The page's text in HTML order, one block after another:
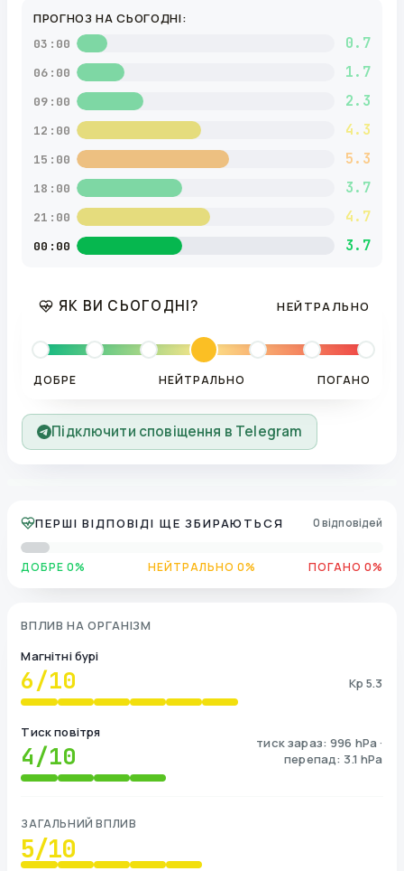
ПРОГНОЗ НА СЬОГОДНІ:
03:00 0.7
06:00 1.7
09:00 2.3
12:00 4.3
15:00 5.3
18:00 3.7
21:00 4.7
00:00 3.7
ЯК ВИ СЬОГОДНІ? НЕЙТРАЛЬНО
ДОБРЕ НЕЙТРАЛЬНО ПОГАНО
Підключити сповіщення в Telegram
ПЕРШІ ВІДПОВІДІ ЩЕ ЗБИРАЮТЬСЯ 0 відповідей
ДОБРЕ 0% НЕЙТРАЛЬНО 0% ПОГАНО 0%
ВПЛИВ НА ОРГАНІЗМ
Магнітні бурі
6/10 Kp 5.3
Тиск повітря
4/10
тиск зараз: 996 hPa ·
перепад: 3.1 hPa
ЗАГАЛЬНИЙ ВПЛИВ
5/10